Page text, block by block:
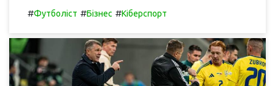
#Футболіст #Бізнес #Кіберспорт